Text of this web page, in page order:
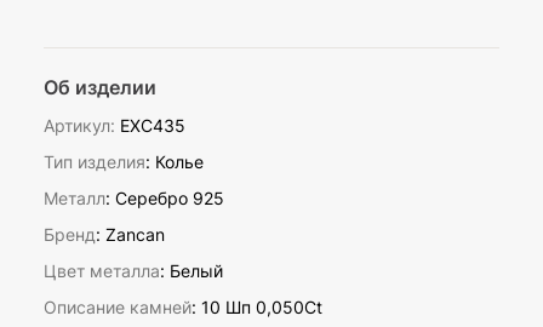
Об изделии
Артикул: EXC435
Тип изделия: Колье
Металл: Серебро 925
Бренд: Zancan
Цвет металла: Белый
Описание камней: 10 Шп 0,050Ct